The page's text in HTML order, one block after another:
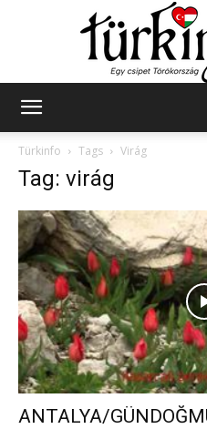
Türkinfo
Tags Virág
Tag: virág
ANTALYA/